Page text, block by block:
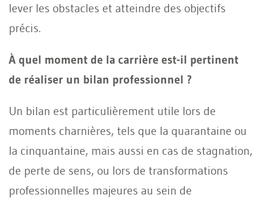
lever les obstacles et atteindre des objectifs
précis.
À quel moment de la carrière est-il pertinent
de réaliser un bilan professionnel ?
Un bilan est particulièrement utile lors de
moments charnières, tels que la quarantaine ou
la cinquantaine, mais aussi en cas de stagnation,
de perte de sens, ou lors de transformations
professionnelles majeures au sein de